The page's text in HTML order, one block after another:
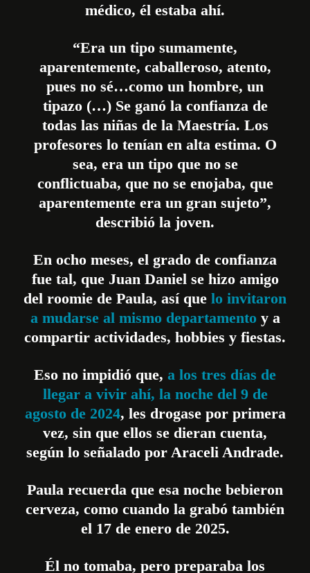
médico, él estaba ahí.
“Era un tipo sumamente,
aparentemente, caballeroso, atento,
pues no sé…como un hombre, un
tipazo (…) Se ganó la confianza de
todas las niñas de la Maestría. Los
profesores lo tenían en alta estima. O
sea, era un tipo que no se
conflictuaba, que no se enojaba, que
aparentemente era un gran sujeto”,
describió la joven.
En ocho meses, el grado de confianza
fue tal, que Juan Daniel se hizo amigo
del roomie de Paula, así que lo invitaron
a mudarse al mismo departamento y a
compartir actividades, hobbies y fiestas.
Eso no impidió que, a los tres días de
llegar a vivir ahí, la noche del 9 de
agosto de 2024, les drogase por primera
vez, sin que ellos se dieran cuenta,
según lo señalado por Araceli Andrade.
Paula recuerda que esa noche bebieron
cerveza, como cuando la grabó también
el 17 de enero de 2025.
Él no tomaba, pero preparaba los